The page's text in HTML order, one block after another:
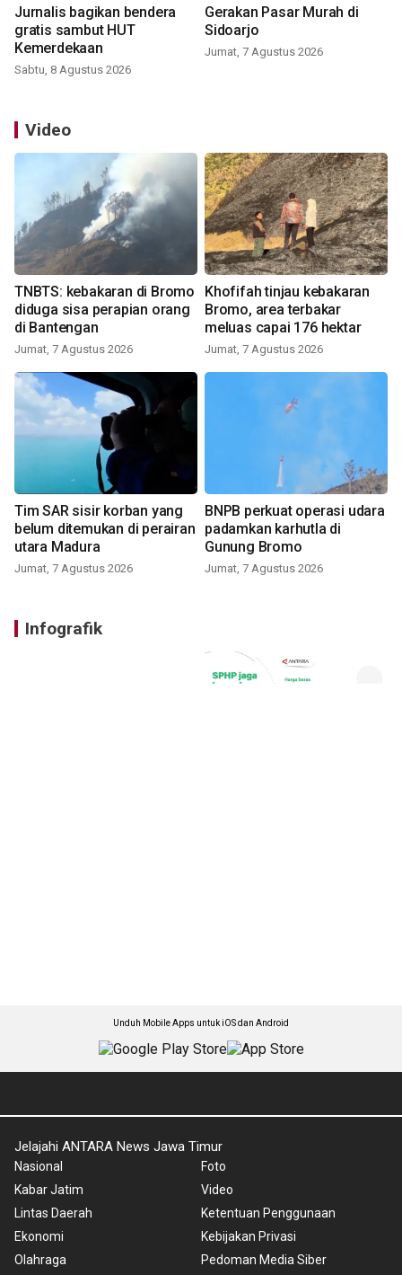
Jurnalis bagikan bendera
gratis sambut HUT
Kemerdekaan
Sabtu, 8 Agustus 2026
Gerakan Pasar Murah di
Sidoarjo
Jumat, 7 Agustus 2026
Video
TNBTS: kebakaran di Bromo
diduga sisa perapian orang
di Bantengan
Jumat, 7 Agustus 2026
Khofifah tinjau kebakaran
Bromo, area terbakar
meluas capai 176 hektar
Jumat, 7 Agustus 2026
Tim SAR sisir korban yang
belum ditemukan di perairan
utara Madura
Jumat, 7 Agustus 2026
BNPB perkuat operasi udara
padamkan karhutla di
Gunung Bromo
Jumat, 7 Agustus 2026
Infografik
Unduh Mobile Apps untuk iOS dan Android
Jelajahi ANTARA News Jawa Timur
Nasional
Kabar Jatim
Lintas Daerah
Ekonomi
Olahraga
Foto
Video
Ketentuan Penggunaan
Kebijakan Privasi
Pedoman Media Siber